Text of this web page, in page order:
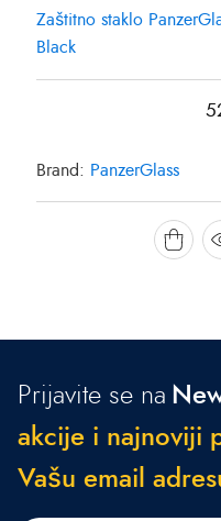
Zaštitno staklo
Black
Brand: PanzerGlass
Prijavite se na
a kcije i najnoviji
Vašu emai ad res